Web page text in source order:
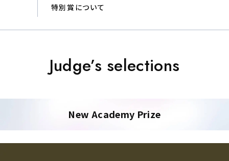
特別賞について
Judge’s selections
New Academy Prize